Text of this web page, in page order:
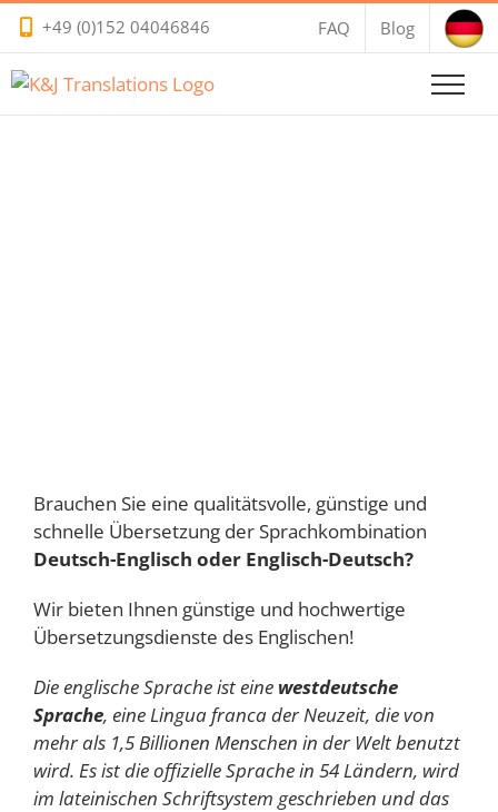
Zum
Inhalt
springen
+49 (0)152 04046846 FAQ Blog
Brauchen Sie eine qualitätsvolle, günstige und
schnelle Übersetzung der Sprachkombination
Deutsch-Englisch oder Englisch-Deutsch?
Wir bieten Ihnen günstige und hochwertige
Übersetzungsdienste des Englischen!
Die englische Sprache ist eine westdeutsche
Sprache, eine Lingua franca der Neuzeit, die von
mehr als 1,5 Billionen Menschen in der Welt benutzt
wird. Es ist die offizielle Sprache in 54 Ländern, wird
im lateinischen Schriftsystem geschrieben und das